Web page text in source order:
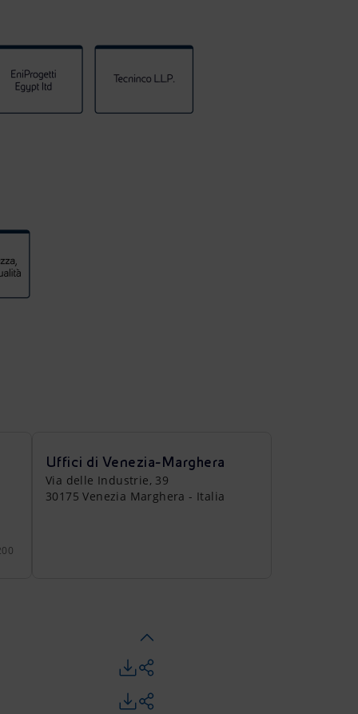
Uffici di Venezia-Marghera
Via delle Industrie, 39
30175 Venezia Marghera - Italia